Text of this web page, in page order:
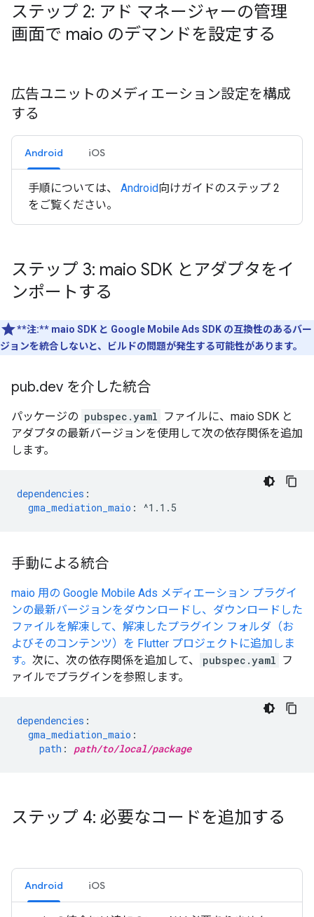
ステップ 2: アド マネージャーの管理
画面で maio のデマンドを設定する
広告ユニットのメディエーション設定を構成
する
Android iOS
手順については、 Android向けガイドのステップ 2
をご覧ください。
ステップ 3: maio SDK とアダプタをイ
ンポートする
**注:** maio SDK と Google Mobile Ads SDK の互換性のあるバー
ジョンを統合しないと、ビルドの問題が発生する可能性があります。
pub.dev を介した統合
パッケージの pubspec.yaml ファイルに、maio SDK と
アダプタの最新バージョンを使用して次の依存関係を追加
します。
dependencies :
gma_mediation_maio : ^1.1.5
手動による統合
maio 用の Google Mobile Ads メディエーション プラグイ
ンの最新バージョンをダウンロードし、ダウンロードした
ファイルを解凍して、解凍したプラグイン フォルダ（お
よびそのコンテンツ）を Flutter プロジェクトに追加しま
す。 次に、次の依存関係を追加して、 pubspec.yaml フ
ァイルでプラグインを参照します。
dependencies :
gma_mediation_maio :
path : path/to/local/package
ステップ 4: 必要なコードを追加する
Android iOS